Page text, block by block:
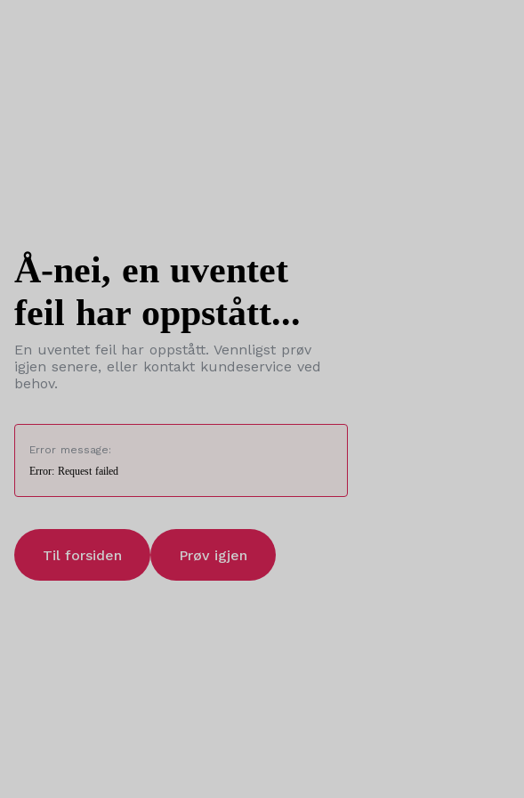
Å-nei, en uventet
feil har oppstått...
En uventet feil har oppstått. Vennligst prøv
igjen senere, eller kontakt kundeservice ved
behov.
Error message:
Error: Request failed
Til forsiden Prøv igjen